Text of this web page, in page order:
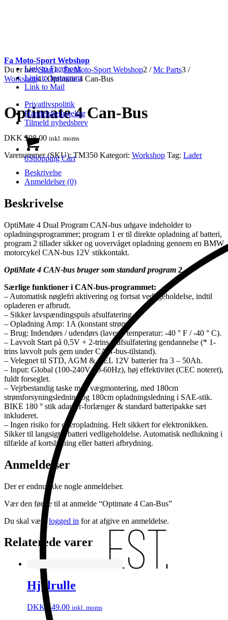
Link to Facebook
Link to Instagram
Link to Mail
Privatlivspolitik
Handelsbetingelser
Tilmeld nyhedsbrev
0Shopping Cart
Fa Moto-Sport Webshop
Du er her: Start1 / Fa Moto-Sport Webshop2 / Mc Parts3 /
Workshop4 / Optimate 4 Can-Bus
Optimate 4 Can-Bus
DKK 598.00 inkl. moms
Varenummer (SKU):TM350 Kategori: Workshop Tag: Lader
Beskrivelse
Anmeldelser (0)
Beskrivelse
OptiMate 4 Dual Program CAN-bus udgave indeholder to
opladningsprogrammer; program 1 er til direkte opladning af batteri,
program 2 tillader sikker og uovervåget opladning gennem en BMW
motorcykel CAN-bus 12V stikkontakt.
OptiMate 4 CAN-bus bruger som standard program 2
Særlige funktioner i CAN-bus-programmet:
– Automatisk nøglefri aktivering og fortsat vedligeholdelse, indtil
opladeren er afbrudt.
– Sikker lavspændingspuls afsulfatering.
– Opladning Amp: 1A (konstant strøm)
– Brug: Indendørs / udendørs (laveste temperatur: -40 ° F / -40 ° C).
– Lavvolt Start på 0,5V + 2-trins * afsulfatering gendannelse (* 1-
trins lavvolt puls gem under CAN-bus-tilstand).
– Velegnet til STD, AGM & GEL 12V batterier fra 3 – 50Ah.
– Input: Global (100-240V 50-60Hz), høj effektivitet (CEC noteret),
fuldt forseglet.
– Vejrbestandig taske med vægmontering, med 180cm
strømforsyningsledning og 180cm opladningsledning i SAE-stik.
BIKE 180 ° stik adapter-forlænger & standard batteripakke sæt
inkluderet.
– Ingen risiko for overopladning. Helt sikkert for elektronikken.
Sikker til langsigtet batteri vedligeholdelse. Automatisk nedlukning i
tilfælde af kortslutning eller batteri afbrydning.
Anmeldelser
Der er endnu ikke nogle anmeldelser.
Vær den første til at anmelde “Optimate 4 Can-Bus”
Du skal værelogged in for at afgive en anmeldelse.
Relaterede varer
Hjulrulle
DKK 349.00 inkl. moms